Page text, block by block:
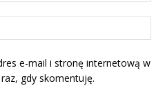
e-mail i stronę internetową w
gdy skomentuję.